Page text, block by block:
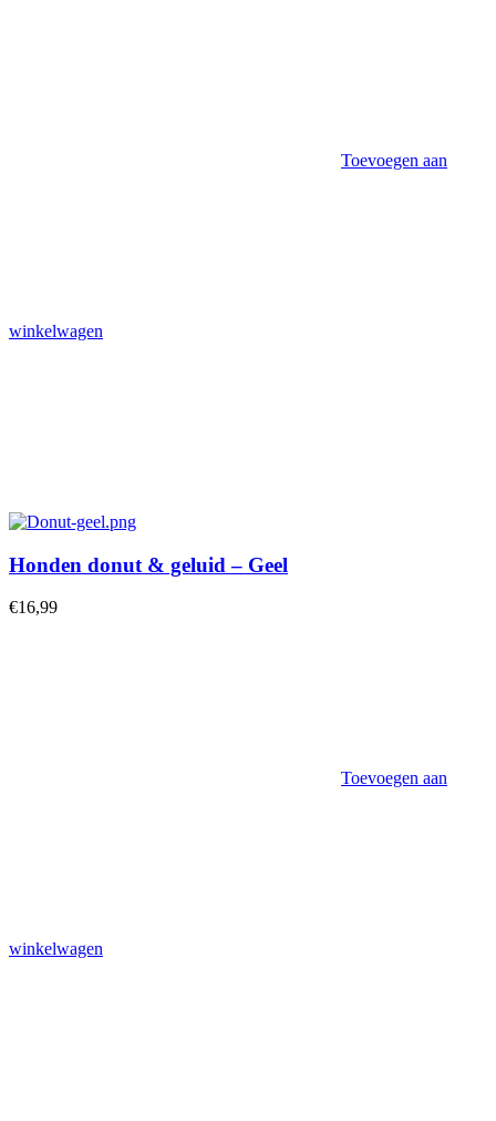
Toevoegen aan
winkelwagen
Honden donut & geluid – Geel
€16,99
Toevoegen aan
winkelwagen